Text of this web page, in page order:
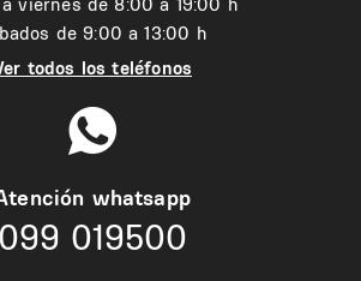
de 9:00 a 13:00 h
todos los teléfonos
whatsapp
099 019500